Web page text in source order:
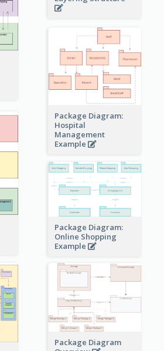
Package Diagram:
Hospital
Management
Example
Package Diagram:
Online Shopping
Example
Package Diagram